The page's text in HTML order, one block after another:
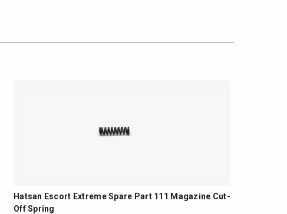
Hatsan Escort Extreme Spare Part 111 Magazine Cut-
Off Spring